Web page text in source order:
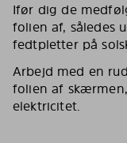
Ifør dig de
folien af, således
fedtpletter på
Arbejd med en
folien af
elektricitet.